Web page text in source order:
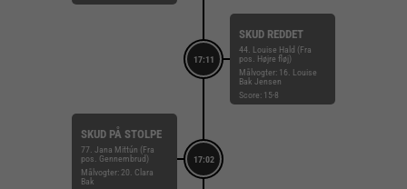
17:11
SKUD REDDET
44. Louise Hald (Fra
pos. Højre fløj)
Målvogter: 16. Louise
Bak Jensen
Score: 15-8
17:02
SKUD PÅ STOLPE
77. Jana Mittún (Fra
pos. Gennembrud)
Målvogter: 20. Clara
Bak